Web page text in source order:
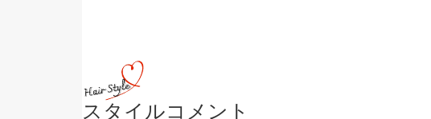
スタイルコメント